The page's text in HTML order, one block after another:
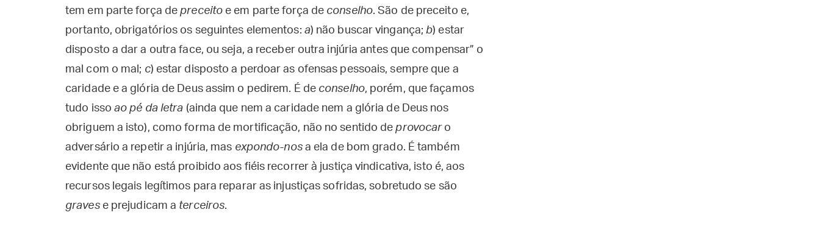
tem em parte força depreceito e em parte força de conselho. São de preceito e,
portanto, obrigatórios os seguintes elementos: a) não buscar vingança;b) estar
disposto a dar a outra face, ou seja, a receber outra injúria antes que compensar” o
mal com o mal; c) estar disposto a perdoar as ofensas pessoais, sempre que a
caridade e a glória de Deus assim o pedirem. É de conselho, porém, que façamos
tudo isso ao pé da letra (ainda que nem a caridade nem a glória de Deus nos
obriguem a isto), como forma de mortificação, não no sentido deprovocaro
adversário a repetir a injúria, mas expondo-nosa ela de bom grado. É também
evidente que não está proibido aos fiéis recorrer à justiça vindicativa, isto é, aos
recursos legais legítimos para reparar as injustiças sofridas, sobretudo se são
gravese prejudicam a terceiros.